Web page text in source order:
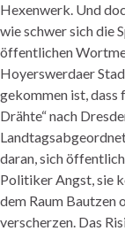
Hexenwerk. Und
wie schwer sich die
öffentlichen
Hoyerswerdaer
gekommen ist, dass
Drähte“ nach
daran, sich
Politiker Angst, sie
dem Raum Bautzen
verscherzen. Das